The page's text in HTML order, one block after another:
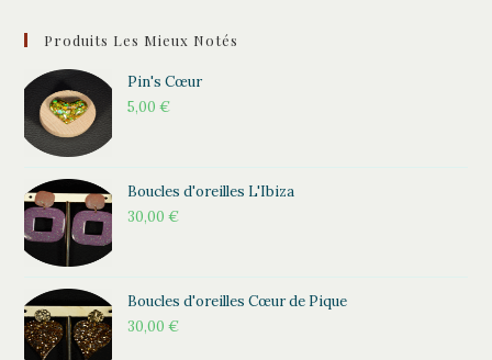
Produits Les Mieux Notés
Pin's Cœur
5,00€
Boucles d'oreilles L'Ibiza
30,00€
Boucles d'oreilles Cœur de Pique
30,00€